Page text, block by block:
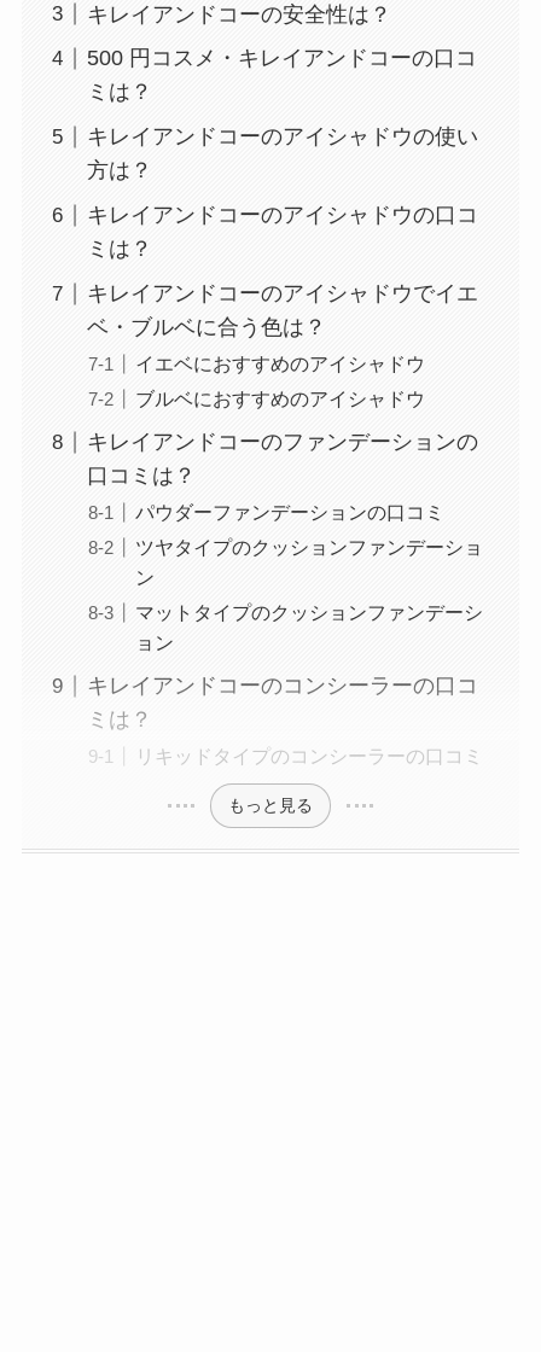
キレイアンドコーの安全性は？
500 円コスメ・キレイアンドコーの口コ
ミは？
キレイアンドコーのアイシャドウの使い
方は？
キレイアンドコーのアイシャドウの口コ
ミは？
キレイアンドコーのアイシャドウでイエ
ベ・ブルベに合う色は？
イエベにおすすめのアイシャドウ
ブルベにおすすめのアイシャドウ
キレイアンドコーのファンデーションの
口コミは？
パウダーファンデーションの口コミ
ツヤタイプのクッションファンデーショ
ン
マットタイプのクッションファンデーシ
ョン
キレイアンドコーのコンシーラーの口コ
ミは？
リキッドタイプのコンシーラーの口コミ
もっと見る